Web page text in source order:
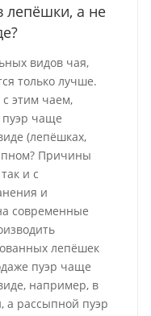
лепёшки, а не
видов чая,
только лучше.
этим чаем,
пуэр чаще
(лепёшках,
Причины
и с
и
современные
лепёшек
пуэр чаще
например, в
а рассыпной пуэр